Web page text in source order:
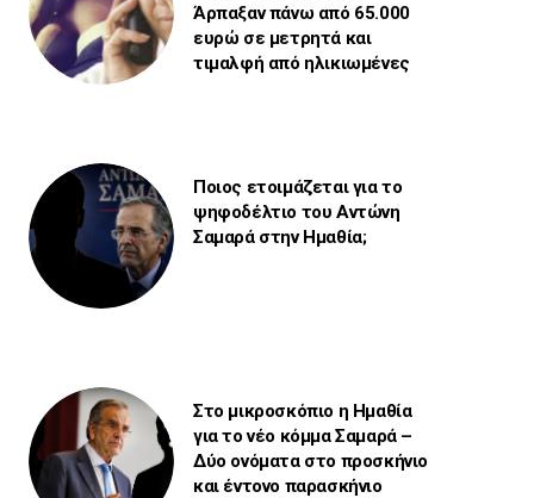
Άρπαξαν πάνω από 65.000
ευρώ σε μετρητά και
τιμαλφή από ηλικιωμένες
Ποιος ετοιμάζεται για το
ψηφοδέλτιο του Αντώνη
Σαμαρά στην Ημαθία;
Στο μικροσκόπιο η Ημαθία
για το νέο κόμμα Σαμαρά –
Δύο ονόματα στο προσκήνιο
και έντονο παρασκήνιο